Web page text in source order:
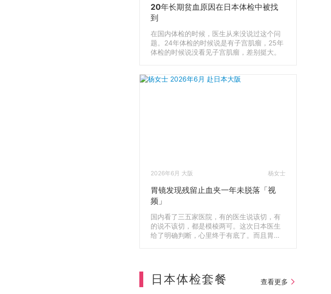
20年长期贫血原因在日本体检中被找
到
在国内体检的时候，医生从来没说过这个问
题。24年体检的时候说是有子宫肌瘤，25年
体检的时候说没看见子宫肌瘤，差别挺大。
2026年6月 大阪 杨女士
胃镜发现残留止血夹一年未脱落「视
频」
国内看了三五家医院，有的医生说该切，有
的说不该切，都是模棱两可。这次日本医生
给了明确判断，心里终于有底了。而且胃镜
日本体检套餐 查看更多